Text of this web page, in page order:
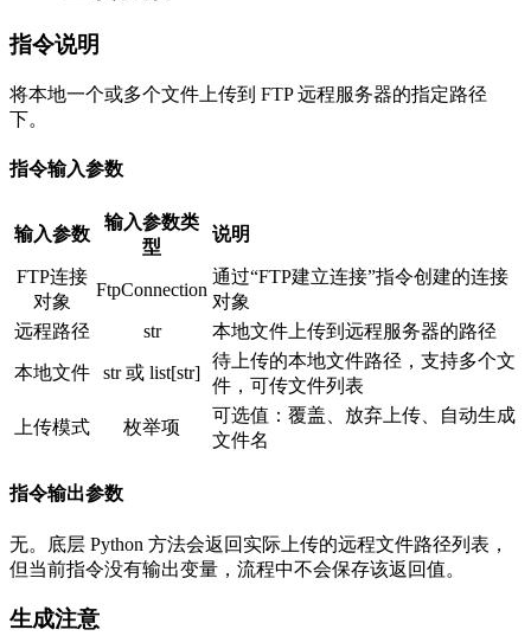
指令说明
将本地一个或多个文件上传到 FTP 远程服务器的指定路径
下。
指令输入参数
输入参数
输入参数类
型
说明
FTP连接
对象
FtpConnection
通过“FTP建立连接”指令创建的连接
对象
远程路径
str 本地文件上传到远程服务器的路径
本地文件 str 或 list[str]
待上传的本地文件路径，支持多个文
件，可传文件列表
上传模式 枚举项
可选值：覆盖、放弃上传、自动生成
文件名
指令输出参数
无。底层 Python 方法会返回实际上传的远程文件路径列表，
但当前指令没有输出变量，流程中不会保存该返回值。
生成注意